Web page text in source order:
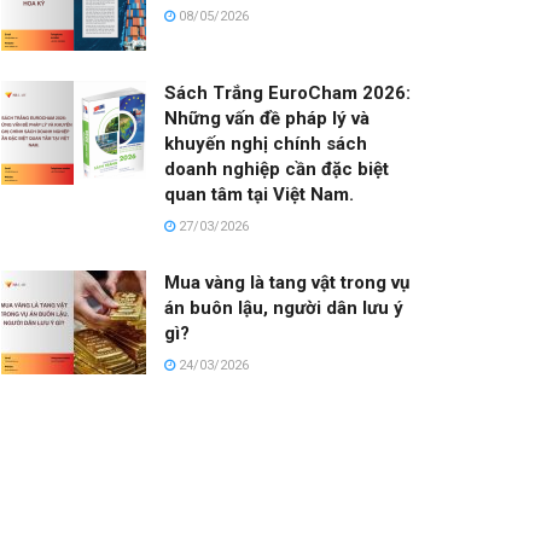
08/05/2026
Sách Trắng EuroCham 2026:
Những vấn đề pháp lý và
khuyến nghị chính sách
doanh nghiệp cần đặc biệt
quan tâm tại Việt Nam.
27/03/2026
Mua vàng là tang vật trong vụ
án buôn lậu, người dân lưu ý
gì?
24/03/2026